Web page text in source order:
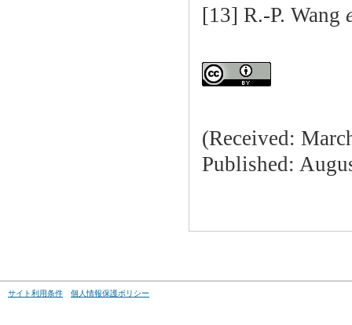
[13] R.-P. Wang
(Received:
Published:
サイト利用条件 個人情報保護ポリシー